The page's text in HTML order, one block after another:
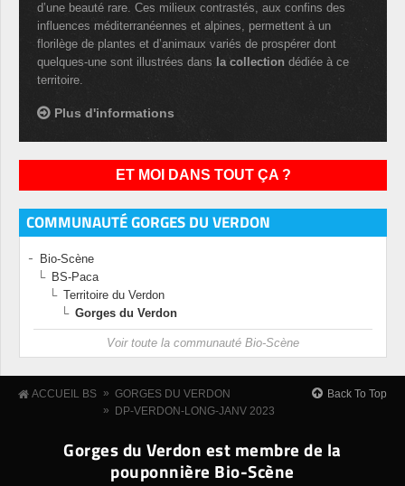
d’une beauté rare. Ces milieux contrastés, aux confins des
influences méditerranéennes et alpines, permettent à un
florilège de plantes et d’animaux variés de prospérer dont
quelques-une sont illustrées dans la collection dédiée à ce
territoire.
Plus d'informations
ET MOI DANS TOUT ÇA ?
COMMUNAUTÉ GORGES DU VERDON
Bio-Scène
BS-Paca
Territoire du Verdon
Gorges du Verdon
Voir toute la communauté Bio-Scène
ACCUEIL BS » GORGES DU VERDON
» DP-VERDON-LONG-JANV 2023
Back To Top
Gorges du Verdon est membre de la
pouponnière Bio-Scène